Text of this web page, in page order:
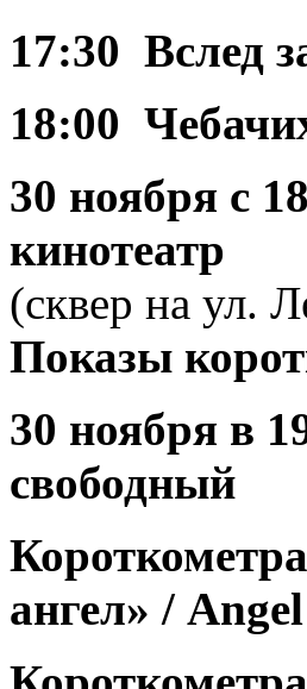
17:30 Вслед
18:00
30 ноября с
кинотеатр
(сквер на ул.
Показы
30 ноября в
свободный
ангел» / Angel